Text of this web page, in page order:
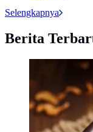
Selengkapnya
Berita